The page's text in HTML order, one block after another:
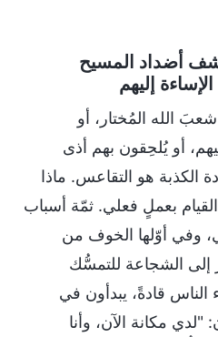
أضداد المسيح
إليهم
الله المُختار، أو
أو يُلحِقون بهم أذى
الكذبة هو التقاعس. ماذا
بعملٍ فعلي. ثمّة أسباب
وفي أوّلها الخوف من
إلى الشجاعة للتمسُّك
الناس قادةً، يبدأون في
مكانة الآن، وأنا